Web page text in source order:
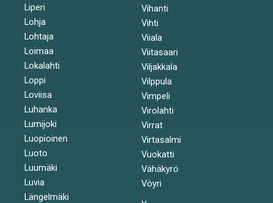
Liperi
Lohja
Lohtaja
Loimaa
Lokalahti
Loppi
Loviisa
Luhanka
Lumijoki
Luopioinen
Luoto
Luumäki
Luvia
Längelmäki
Vihanti
Vihti
Viiala
Viitasaari
Viljakkala
Vilppula
Vimpeli
Virolahti
Virrat
Virtasalmi
Vuokatti
Vähäkyrö
Vöyri